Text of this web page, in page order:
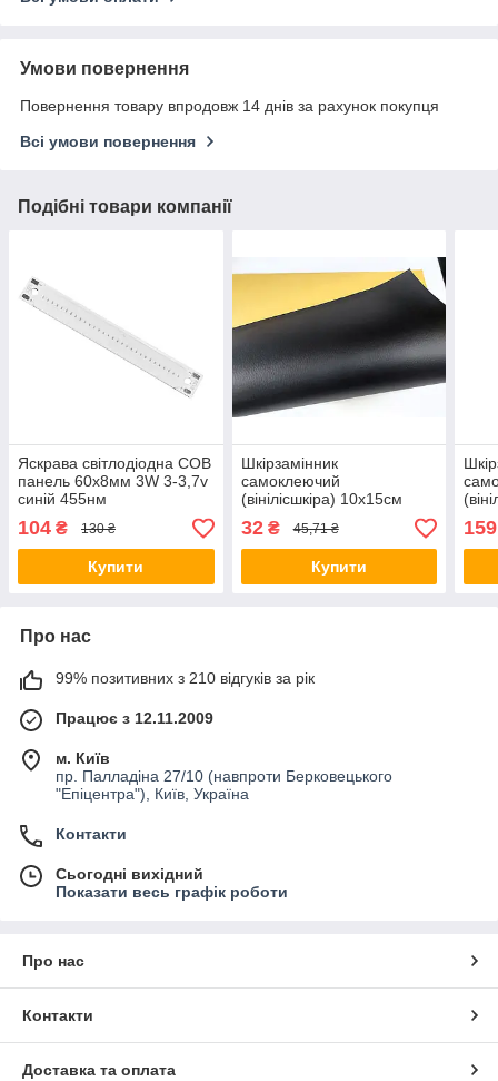
Умови повернення
Повернення товару впродовж 14 днів за рахунок покупця
Всі умови повернення
Подібні товари компанії
Яскрава світлодіодна COB
панель 60х8мм 3W 3-3,7v
синій 455нм
104 ₴ 130 ₴
Купити
Шкірзамінник
самоклеючий
(вінілісшкіра) 10х15см
Чорний
32₴ 45,71 ₴
Купити
159
Про нас
99% позитивних з 210 відгуків за рік
Працює з 12.11.2009
м. Київ
пр. Палладіна 27/10 (навпроти Берковецького
"Епіцентра"), Київ, Україна
Контакти
Сьогодні вихідний
Показати весь графік роботи
Про нас
Контакти
Доставка та оплата